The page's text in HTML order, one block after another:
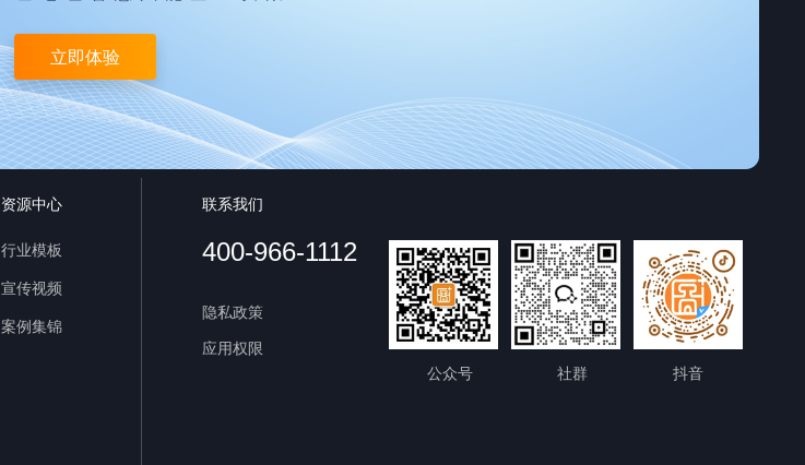
立即体验
资源中心
行业模板
宣传视频
案例集锦
联系我们
400-966-1112
隐私政策
应用权限
公众号
社群 抖音